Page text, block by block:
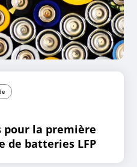
pour la première
de batteries LFP